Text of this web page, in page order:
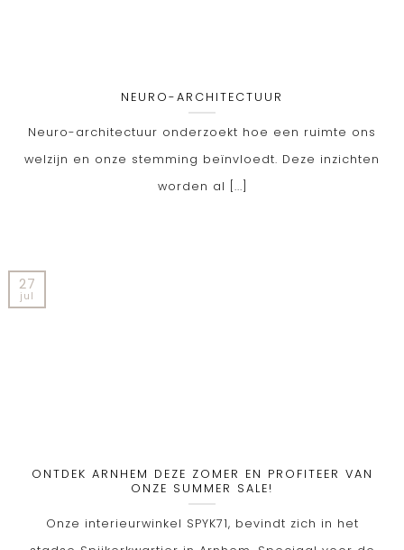
NEURO-ARCHITECTUUR
Neuro-architectuur onderzoekt hoe een ruimte ons
welzijn en onze stemming beïnvloedt. Deze inzichten
worden al [...]
ONTDEK ARNHEM DEZE ZOMER EN PROFITEER VAN
ONZE SUMMER SALE!
Onze interieurwinkel SPYK71, bevindt zich in het
27
jul